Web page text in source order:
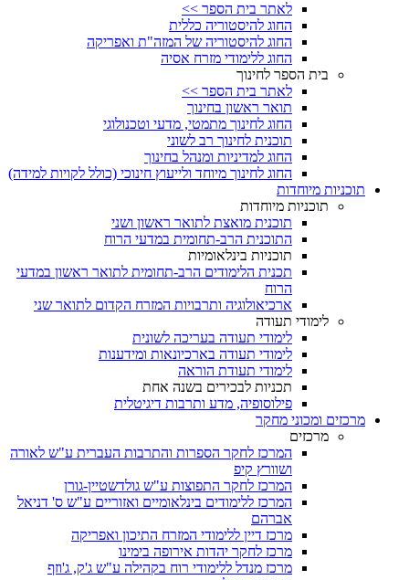
לאתר בית הספר >>
החוג להיסטוריה כללית
החוג להיסטוריה של המזה"ת ואפריקה
החוג ללימודי מזרח אסיה
בית הספר לחינוך
לאתר בית הספר >>
תואר ראשון בחינוך
החוג לחינוך מתמטי, מדעי וטכנולוגי
תוכנית לחינוך רב לשוני
החוג למדיניות ומנהל בחינוך
החוג לחינוך מיוחד ולייעוץ חינוכי (כולל לקויות למידה)
תוכניות מיוחדות
תוכניות מיוחדות
תוכנית מואצת לתואר ראשון ושני
התוכנית הרב-תחומית במדעי הרוח
תוכניות בינלאומיות
תכנית הלימודים הרב-תחומית לתואר ראשון במדעי
הרוח
ארכיאולוגיה ותרבויות המזרח הקדום לתואר שני
לימודי תעודה
לימודי תעודה בעריכה לשונית
לימודי תעודה בארכיונאות ומידענות
לימודי תעודת הוראה
תכניות לבכירים בשנה אחת
פילוסופיה, מדע ותרבות דיגיטלית
מרכזים ומכוני מחקר
מרכזים
המרכז לחקר הספרות והתרבות העברית ע"ש לאורה
ושוורץ קיפ
המרכז לחקר התפוצות ע"ש גולדשטיין-גורן
המרכז ללימודים בינלאומיים ואזוריים ע"ש ס' דניאל
אברהם
מרכז דיין ללימודי המזרח התיכון ואפריקה
מרכז לחקר יהדות אירופה בימינו
מרכז מנדל ללימודי רוח בקהילה ע"ש ג'ק, ג'וזף